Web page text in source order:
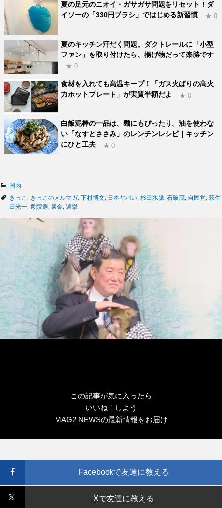
夏の足元のニオイ・ガサガサ問題をリセット！ダ
イソーの「330円ブラシ」ではじめる新習慣
★ 0
夏のキッチン汗だく問題。ダクトレールに「小型
ファン」を取り付けたら、揚げ物だって楽勝です
★ 0
食材を入れても高温キープ！「ガス火ばりの高火
力ホットプレート」が実質半額だよ
★ 0
白飯泥棒の一品は、麺にもぴったり。油を使わな
い「なすとささみ」のレンチンレシピ｜キッチン
にひと工夫
★ 0
カ
テ
ゴ
国内
タ
グ
きっこ きっこのメルマガ 下村博文 日本ヤバい 杉田水脈 石破茂 自民党 萩生
田光一 衆院選 裏金 選挙
この記事が気に入ったら
いいね！しよう
MAG2 NEWSの最新情報をお届け
Facebookで友達に教える
Xで友達に教える